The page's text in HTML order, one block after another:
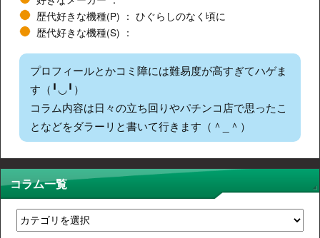
歴代好きな機種(P)
ひぐらしのなく頃に
歴代好きな機種(S)
プロフィールとかコミ障には難易度が高すぎてハゲま
す（╹◡╹）
コラム内容は日々の立ち回りやパチンコ店で思ったこ
となどをダラーリと書いて行きます（＾_＾）
コラム一覧